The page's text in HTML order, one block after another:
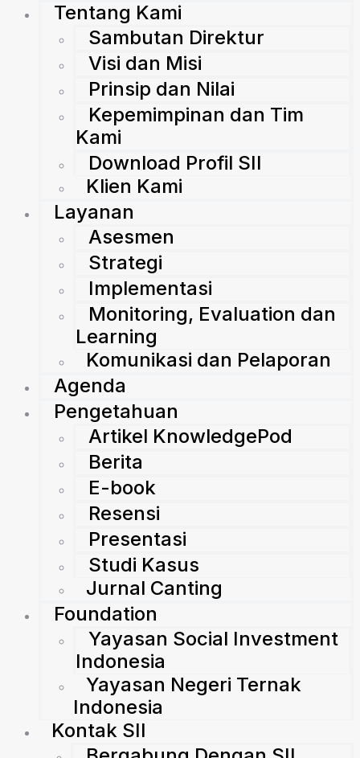
Tentang Kami
Sambutan Direktur
Visi dan Misi
Prinsip dan Nilai
Kepemimpinan dan Tim
Kami
Download Profil SII
Klien Kami
Layanan
Asesmen
Strategi
Implementasi
Monitoring, Evaluation dan
Learning
Komunikasi dan Pelaporan
Agenda
Pengetahuan
Artikel KnowledgePod
Berita
E-book
Resensi
Presentasi
Studi Kasus
Jurnal Canting
Foundation
Yayasan Social Investment
Indonesia
Yayasan Negeri Ternak
Indonesia
Kontak SII